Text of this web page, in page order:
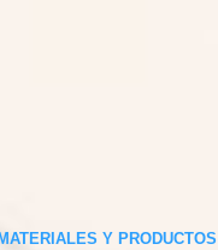
MATERIALES Y